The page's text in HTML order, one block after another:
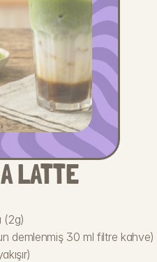
LATTE
(2g)
demlenmiş 30 ml filtre kahve)